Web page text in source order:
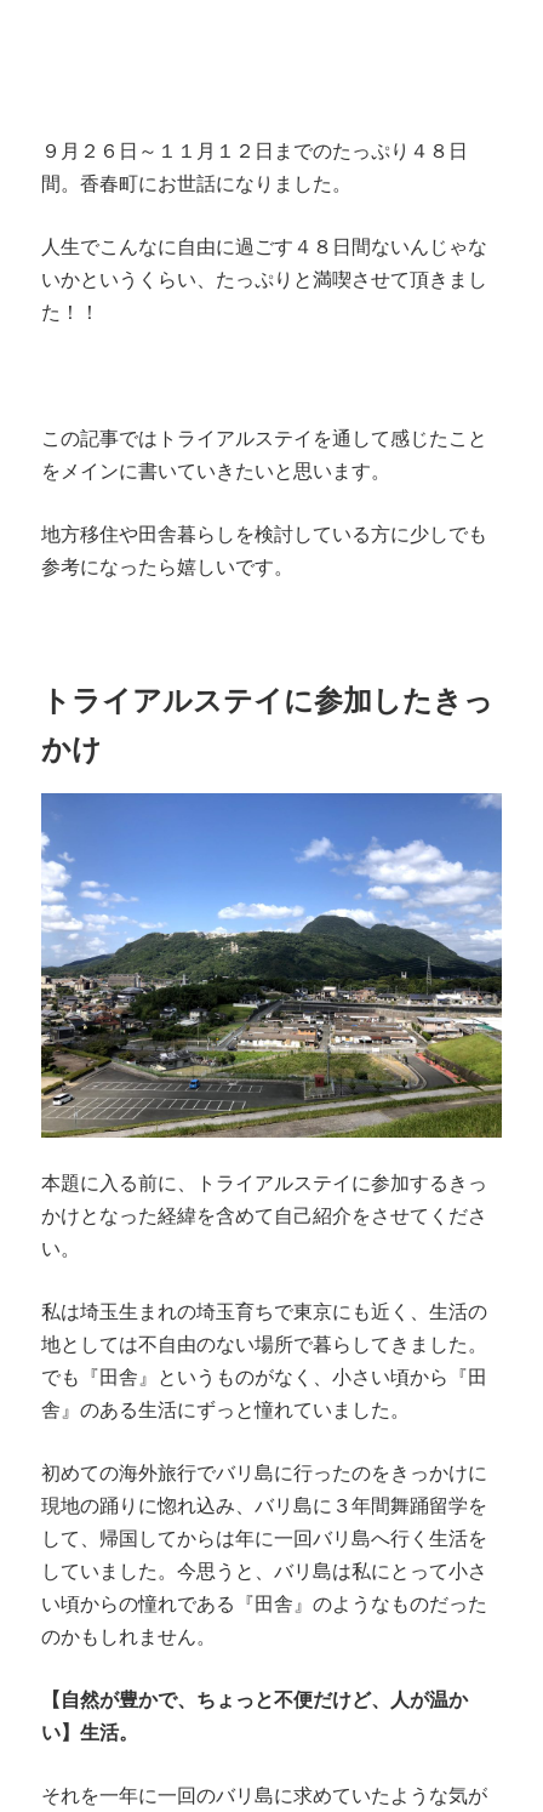
９月２６日～１１月１２日までのたっぷり４８日
間。香春町にお世話になりました。
人生でこんなに自由に過ごす４８日間ないんじゃな
いかというくらい、たっぷりと満喫させて頂きまし
た！！
この記事ではトライアルステイを通して感じたこと
をメインに書いていきたいと思います。
地方移住や田舎暮らしを検討している方に少しでも
参考になったら嬉しいです。
トライアルステイに参加したきっ
かけ
本題に入る前に、トライアルステイに参加するきっ
かけとなった経緯を含めて自己紹介をさせてくださ
い。
私は埼玉生まれの埼玉育ちで東京にも近く、生活の
地としては不自由のない場所で暮らしてきました。
でも『田舎』というものがなく、小さい頃から『田
舎』のある生活にずっと憧れていました。
初めての海外旅行でバリ島に行ったのをきっかけに
現地の踊りに惚れ込み、バリ島に３年間舞踊留学を
して、帰国してからは年に一回バリ島へ行く生活を
していました。今思うと、バリ島は私にとって小さ
い頃からの憧れである『田舎』のようなものだった
のかもしれません。
【自然が豊かで、ちょっと不便だけど、人が温か
い】生活。
それを一年に一回のバリ島に求めていたような気が